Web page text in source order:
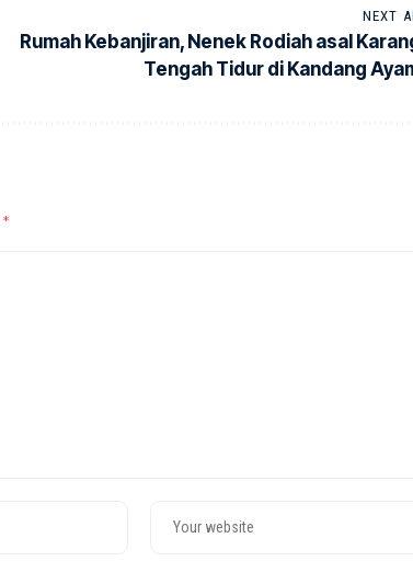
NEXT
Rumah Kebanjiran, Nenek Rodiah asal
Tengah Tidur di Kandang
*